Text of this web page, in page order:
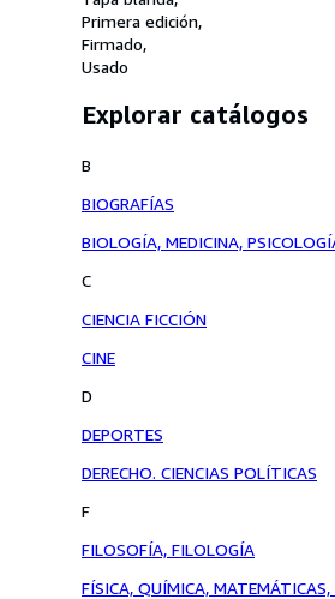
Primera edición
Firmado
Usado
Explorar catálogos
B
BIOGRAFÍAS
BIOLOGÍA, MEDICINA,
C
CIENCIA FICCIÓN
CINE
D
DEPORTES
DERECHO. CIENCIAS POLÍTICAS
F
FILOSOFÍA, FILOLOGÍA
FÍSICA, QUÍMICA,